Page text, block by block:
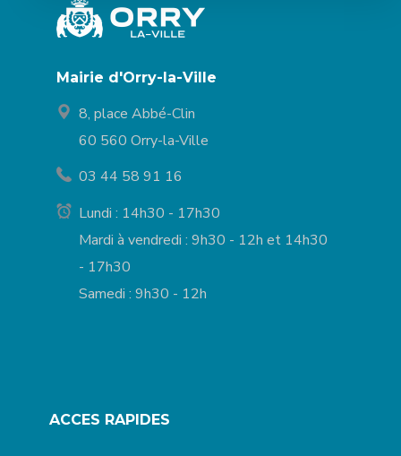
Mairie d'Orry-la-Ville
8, place Abbé-Clin
60 560 Orry-la-Ville
03 44 58 91 16
Lundi : 14h30 - 17h30
Mardi à vendredi : 9h30 - 12h et 14h30
- 17h30
Samedi : 9h30 - 12h
ACCES RAPIDES